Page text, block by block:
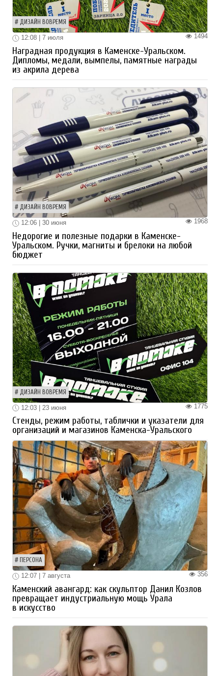
ДИЗАЙН ВОВРЕМЯ
1494
12:08 | 7 июля
Наградная продукция в Каменске-Уральском.
Дипломы, медали, вымпелы, памятные награды
из акрила дерева
ДИЗАЙН ВОВРЕМЯ
1968
12:06 | 30 июня
Недорогие и полезные подарки в Каменске-
Уральском. Ручки, магниты и брелоки на любой
бюджет
ДИЗАЙН ВОВРЕМЯ
1775
12:03 | 23 июня
Стенды, режим работы, таблички и указатели для
организаций и магазинов Каменска-Уральского
ПЕРСОНА
356
12:07 | 7 августа
Каменский авангард: как скульптор Данил Козлов
превращает индустриальную мощь Урала
в искусство